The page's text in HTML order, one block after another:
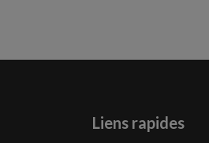
Liens rapides